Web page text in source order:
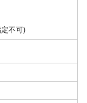
不可)